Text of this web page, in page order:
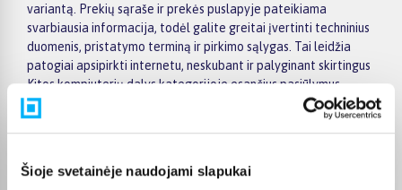
Šioje svetainėje naudojami slapukai
variantą. Prekių sąraše ir prekės puslapyje pateikiama
svarbiausia informacija, todėl galite greitai įvertinti techninius
duomenis, pristatymo terminą ir pirkimo sąlygas. Tai leidžia
patogiai apsipirkti internetu, neskubant ir palyginant skirtingus
Kitos kompiuterių dalys kategorijoje esančius pasiūlymus.
Visoms prekėms nuo 150 Eur taikomas nemokamas 24 mėnesių
lizingas, todėl norimas prekes galima įsigyti išsimokėtinai.
o užsakymams nuo 499 € pristatymas į paštomatą nemokamas;